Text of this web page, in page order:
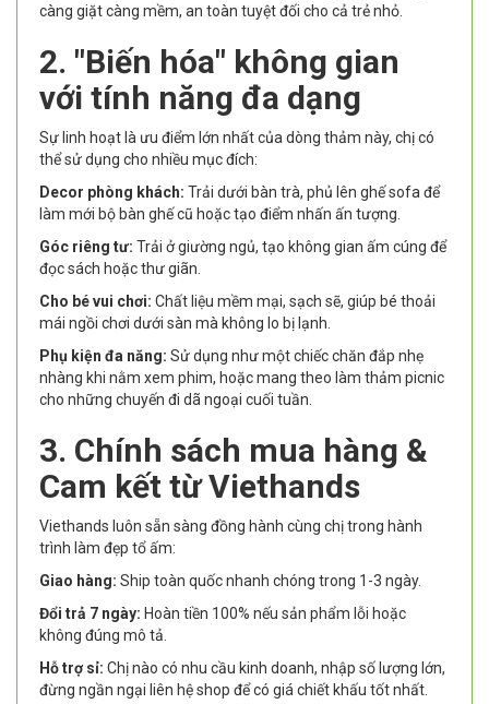
càng giặt càng mềm, an toàn tuyệt đối cho cả trẻ nhỏ.
2. "Biến hóa" không gian
với tính năng đa dạng
Sự linh hoạt là ưu điểm lớn nhất của dòng thảm này, chị có
thể sử dụng cho nhiều mục đích:
Decor phòng khách: Trải dưới bàn trà, phủ lên ghế sofa để
làm mới bộ bàn ghế cũ hoặc tạo điểm nhấn ấn tượng.
Góc riêng tư: Trải ở giường ngủ, tạo không gian ấm cúng để
đọc sách hoặc thư giãn.
Cho bé vui chơi: Chất liệu mềm mại, sạch sẽ, giúp bé thoải
mái ngồi chơi dưới sàn mà không lo bị lạnh.
Phụ kiện đa năng: Sử dụng như một chiếc chăn đắp nhẹ
nhàng khi nằm xem phim, hoặc mang theo làm thảm picnic
cho những chuyến đi dã ngoại cuối tuần.
3. Chính sách mua hàng &
Cam kết từ Viethands
Viethands luôn sẵn sàng đồng hành cùng chị trong hành
trình làm đẹp tổ ấm:
Giao hàng: Ship toàn quốc nhanh chóng trong 1-3 ngày.
Đổi trả 7 ngày: Hoàn tiền 100% nếu sản phẩm lỗi hoặc
không đúng mô tả.
Hỗ trợ sỉ: Chị nào có nhu cầu kinh doanh, nhập số lượng lớn,
đừng ngần ngại liên hệ shop để có giá chiết khấu tốt nhất.